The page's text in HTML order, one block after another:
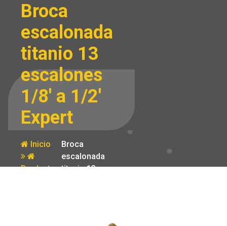
Broca
escalonada
titanio 13
escalones
1/8′ a 1/2′
Expert
Inicio
Producto
Broca
escalonada
titanio 13